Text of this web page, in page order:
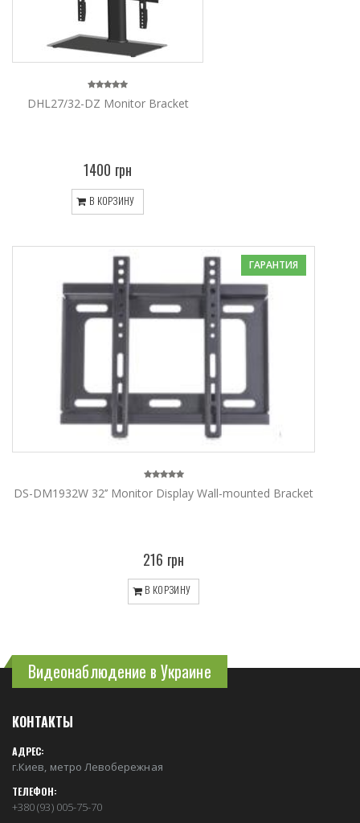
DHL27/32-DZ Monitor Bracket
1400 грн
В КОРЗИНУ
ГАРАНТИЯ
DS-DM1932W 32’’ Monitor Display Wall-mounted Bracket
216 грн
В КОРЗИНУ
Видеонаблюдение в Украине
КОНТАКТЫ
АДРЕС:
г.Киев, метро Левобережная
ТЕЛЕФОН:
+380 (93) 005-75-70